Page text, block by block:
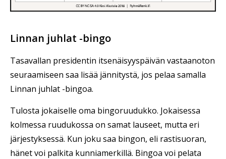
Linnan juhlat -bingo
Tasavallan presidentin itsenäisyyspäivän vastaanoton
seuraamiseen saa lisää jännitystä, jos pelaa samalla
Linnan juhlat -bingoa.
Tulosta jokaiselle oma bingoruudukko. Jokaisessa
kolmessa ruudukossa on samat lauseet, mutta eri
järjestyksessä. Kun joku saa bingon, eli rastisuoran,
hänet voi palkita kunniamerkillä. Bingoa voi pelata